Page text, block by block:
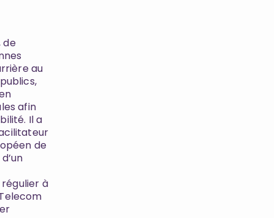
de
au
afin
Il a
de
à